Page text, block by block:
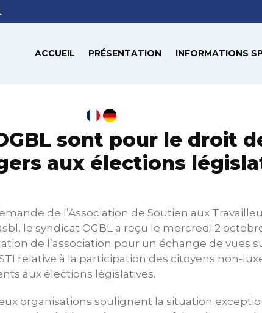
ACCUEIL PRÉSENTATION INFORMATIONS
sont pour le droit
aux élections
de l’Association de Soutien aux
le syndicat OGBL a reçu le mercredi 2
de l’association pour un échange de vues
relative à la participation des citoyens non-
aux élections législatives.
organisations soulignent la situation